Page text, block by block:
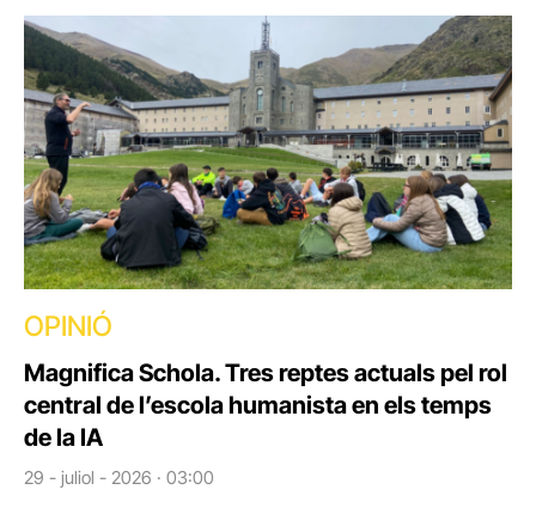
OPINIÓ
Magnifica Schola. Tres reptes actuals pel rol
central de l’escola humanista en els temps
de la IA
29 - juliol - 2026 · 03:00